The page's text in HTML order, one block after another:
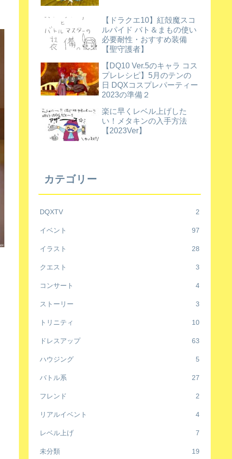
【ドラクエ10】紅殻魔スコ
ルパイド バト＆まもの使い
必要耐性・おすすめ装備
【聖守護者】
【DQ10 Ver.5のキャラ コス
プレレシピ】5月のテンの
日 DQXコスプレパーティー
2023の準備２
楽に早くレベル上げした
い！メタキンの入手方法
【2023Ver】
カテゴリー
DQXTV 2
イベント 97
イラスト 28
クエスト 3
コンサート 4
ストーリー 3
トリニティ 10
ドレスアップ 63
ハウジング 5
バトル系 27
フレンド 2
リアルイベント 4
レベル上げ 7
未分類 19